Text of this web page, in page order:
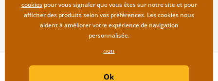
Copyright ©2019 © Dovido.fr.
| Boutique en ligne créée par
cookiespour vous signaler que vous êtes sur notre site et pour
afficher des produits selon vos préférences. Les cookies nous
aident à améliorer votre expérience de navigation
personnalisée.
non
Ok